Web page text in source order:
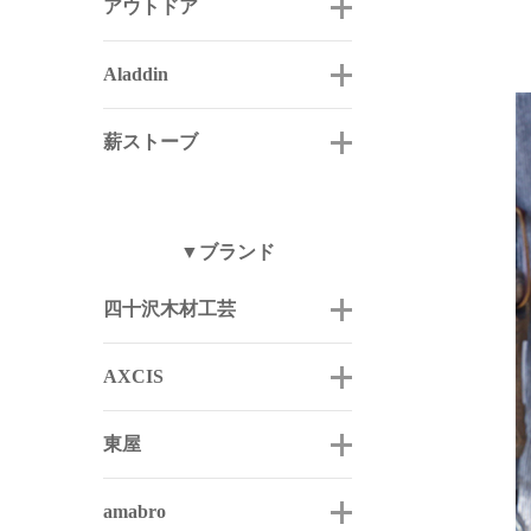
アウトドア
Aladdin
薪ストーブ
▼ブランド
四十沢木材工芸
AXCIS
東屋
amabro